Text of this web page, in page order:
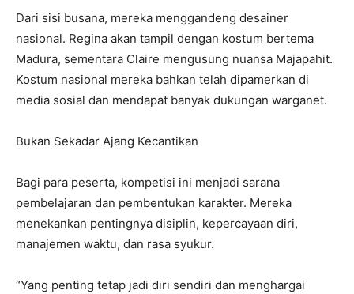
Dari sisi busana, mereka menggandeng desainer
nasional. Regina akan tampil dengan kostum bertema
Madura, sementara Claire mengusung nuansa Majapahit.
Kostum nasional mereka bahkan telah dipamerkan di
media sosial dan mendapat banyak dukungan warganet.
Bukan Sekadar Ajang Kecantikan
Bagi para peserta, kompetisi ini menjadi sarana
pembelajaran dan pembentukan karakter. Mereka
menekankan pentingnya disiplin, kepercayaan diri,
manajemen waktu, dan rasa syukur.
“Yang penting tetap jadi diri sendiri dan menghargai